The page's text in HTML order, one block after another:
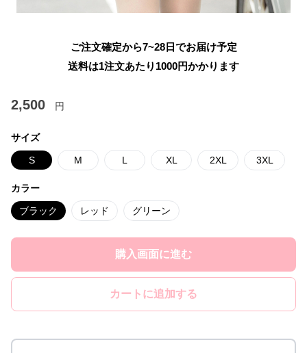
ご注文確定から7~28日でお届け予定
送料は1注文あたり 1000円かかります
2,500 円
サイズ
S M L XL 2XL 3XL
カラー
ブラック レッド グリーン
購入画面に進む
カートに追加する